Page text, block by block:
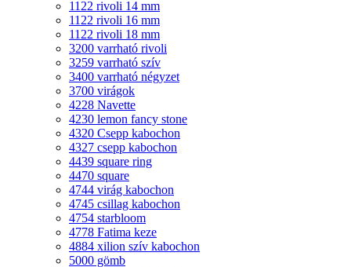
1122 rivoli 14 mm
1122 rivoli 16 mm
1122 rivoli 18 mm
3200 varrható rivoli
3259 varrható szív
3400 varrható négyzet
3700 virágok
4228 Navette
4230 lemon fancy stone
4320 Csepp kabochon
4327 csepp kabochon
4439 square ring
4470 square
4744 virág kabochon
4745 csillag kabochon
4754 starbloom
4778 Fatima keze
4884 xilion szív kabochon
5000 gömb